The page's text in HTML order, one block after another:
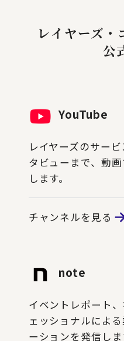
レイヤーズ・
公
YouTube
レイヤーズのサー
タビューまで、動
します。
チャンネルを見る
note
イベントレポート
ェッショナルによ
ーションを発信しま